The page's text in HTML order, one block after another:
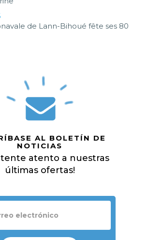
de Lann-Bihoué fête ses 80
AL BOLETÍN DE
NOTICIAS
atento a nuestras
últimas ofertas!